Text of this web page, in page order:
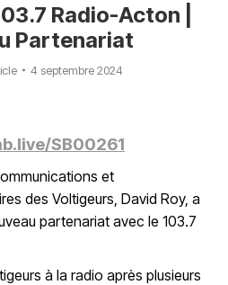
Radio-Acton |
Partenariat
4 septembre 2024
SB00261
et
des Voltigeurs, David Roy, a
partenariat avec le 103.7
à la radio après plusieurs